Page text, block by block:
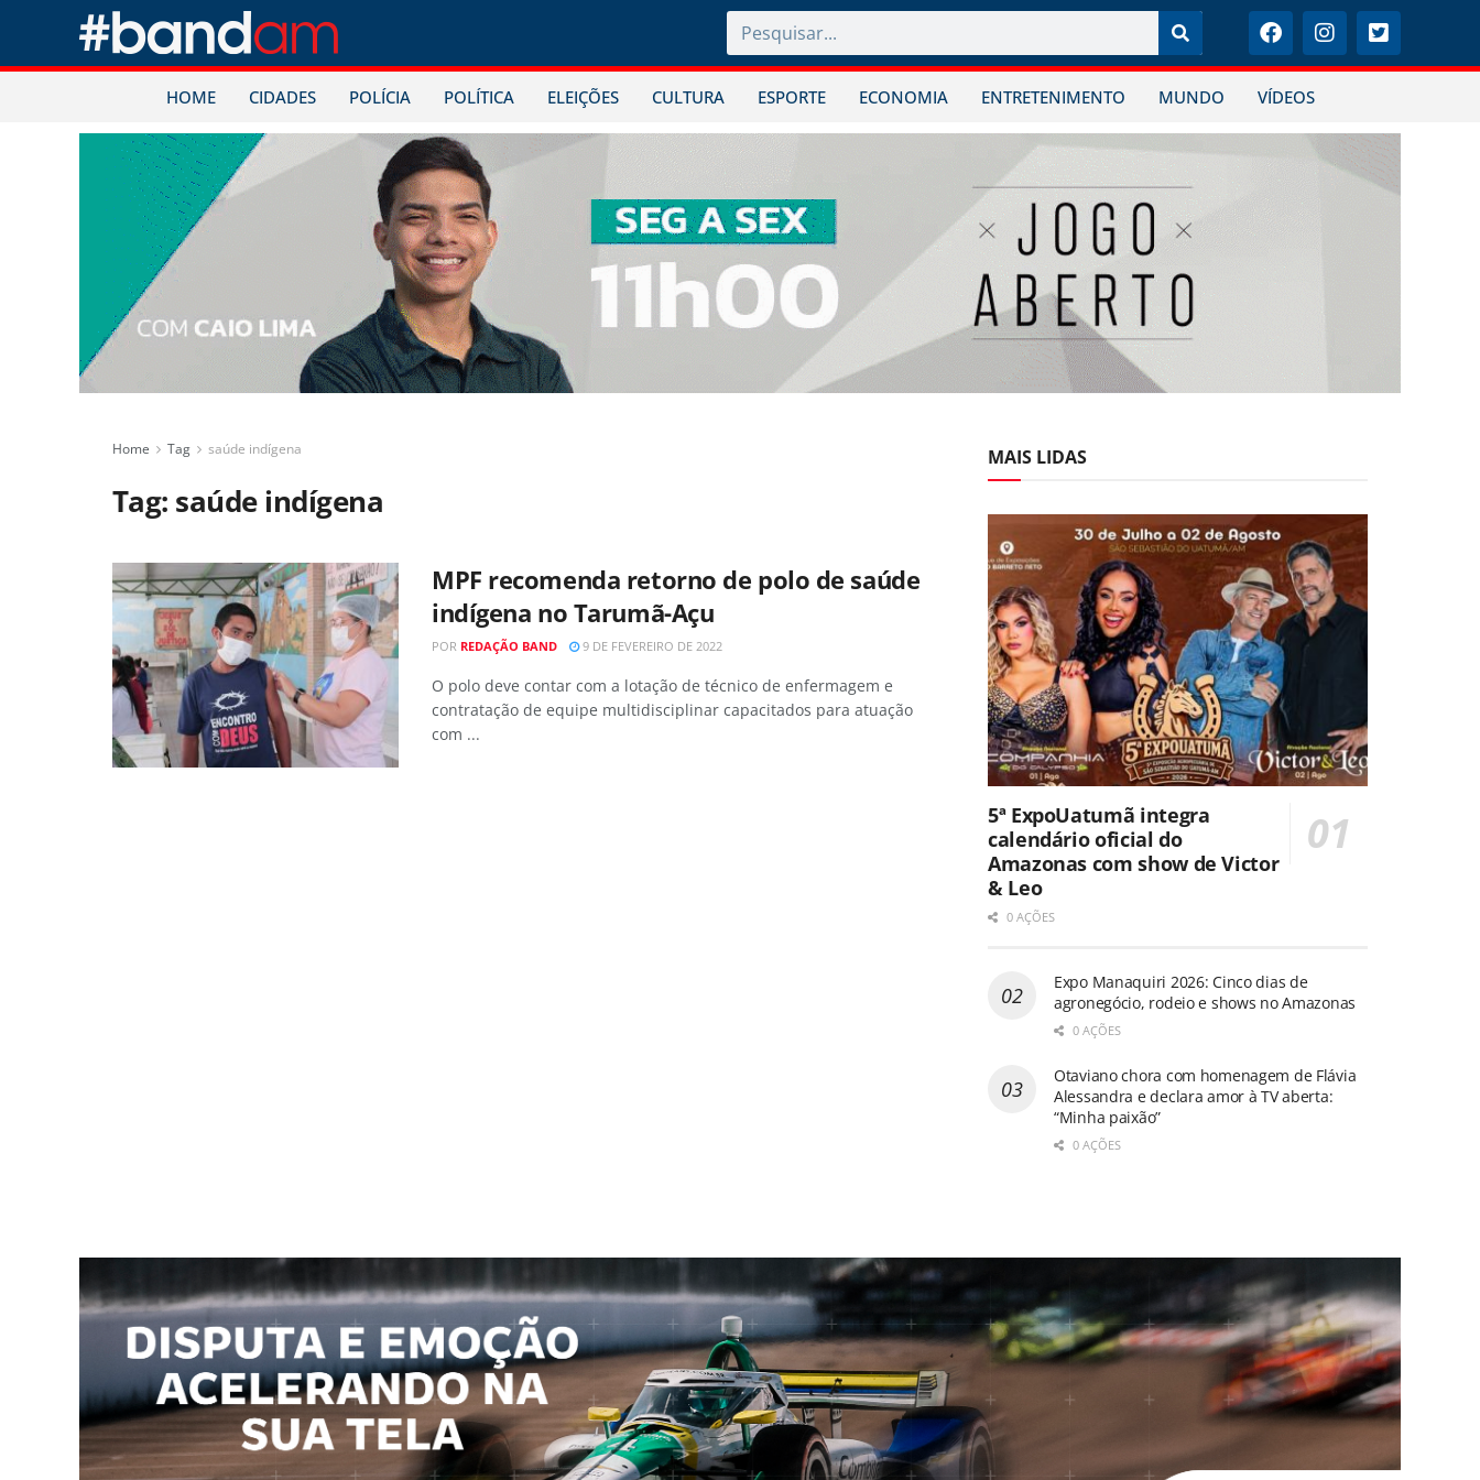
HOME CIDADES POLÍCIA POLÍTICA ELEIÇÕES CULTURA ESPORTE ECONOMIA ENTRETENIMENTO MUNDO VÍDEOS
Home Tag saúde indígena
Tag: saúde indígena
MPF recomenda retorno de polo de saúde
indígena no Tarumã-Açu
POR REDAÇÃO BAND 9 DE FEVEREIRO DE 2022
O polo deve contar com a lotação de técnico de enfermagem e
contratação de equipe multidisciplinar capacitados para atuação
com ...
MAIS LIDAS
5ª ExpoUatumã integra
calendário oficial do
Amazonas com show de Victor
& Leo
0 AÇÕES
Expo Manaquiri 2026: Cinco dias de
agronegócio, rodeio e shows no Amazonas
0 AÇÕES
Otaviano chora com homenagem de Flávia
Alessandra e declara amor à TV aberta:
“Minha paixão”
0 AÇÕES